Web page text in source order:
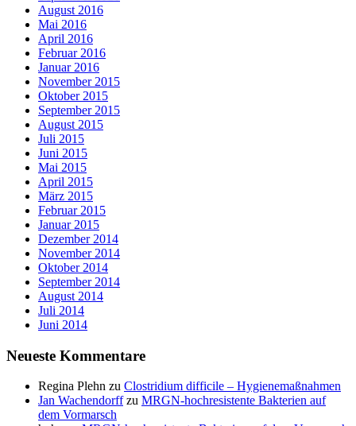
August 2016
Mai 2016
April 2016
Februar 2016
Januar 2016
November 2015
Oktober 2015
September 2015
August 2015
Juli 2015
Juni 2015
Mai 2015
April 2015
März 2015
Februar 2015
Januar 2015
Dezember 2014
November 2014
Oktober 2014
September 2014
August 2014
Juli 2014
Juni 2014
Neueste Kommentare
Regina Plehn zu Clostridium difficile – Hygienemaßnahmen
Jan Wachendorffzu MRGN-hochresistente Bakterien auf
dem Vormarsch